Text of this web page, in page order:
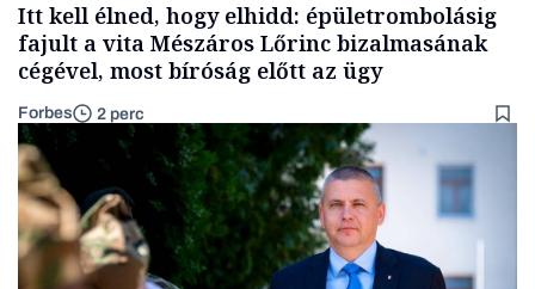
Itt kell élned, hogy elhidd: épületrombolásig
fajult a vita Mészáros Lőrinc bizalmasának
cégével, most bíróság előtt az ügy
Forbes 2 perc